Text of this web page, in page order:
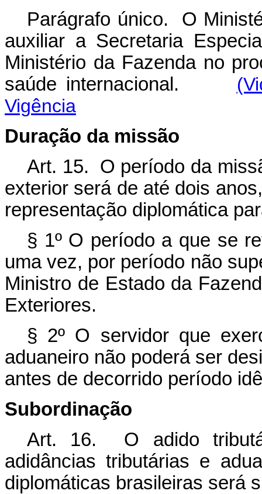
Parágrafo único. O
auxiliar a Secretaria
Ministério da Fazenda no
saúde internacional.
Vigência
Duração da missão
Art. 15. O período da
exterior será de até dois
representação diplomática
§ 1º O período a que se
uma vez, por período não
Ministro de Estado da
Exteriores.
§ 2º O servidor que
aduaneiro não poderá ser
antes de decorrido período
Subordinação
Art. 16. O adido
adidâncias tributárias e
diplomáticas brasileiras será